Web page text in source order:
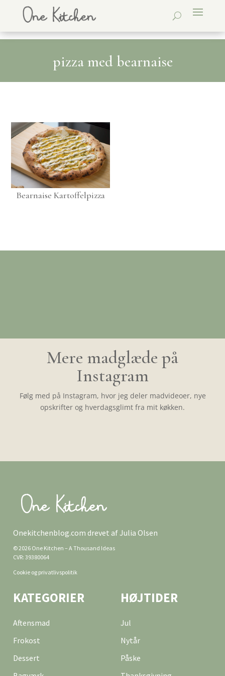
pizza med bearnaise
Bearnaise Kartoffelpizza
Mere madglæde på
Instagram
Følg med på Instagram, hvor jeg deler madvideoer, nye
opskrifter og hverdagsglimt fra mit køkken.
Onekitchenblog.com drevet af Julia Olsen
© 2026 One Kitchen – A Thousand Ideas
CVR: 39380064
Cookie og privatlivspolitik
KATEGORIER
Aftensmad
Frokost
Dessert
HØJTIDER
Jul
Nytår
Påske